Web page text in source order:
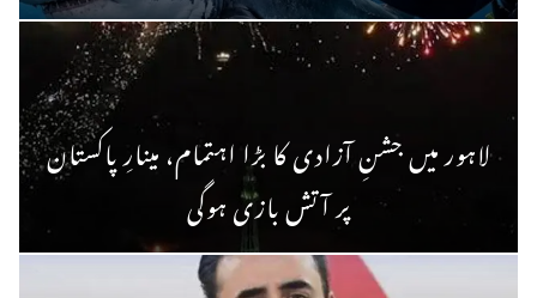
لاہور میں جشنِ آزادی کا بڑا اہتمام، مینارِ پاکستان
پر آتش بازی ہوگی